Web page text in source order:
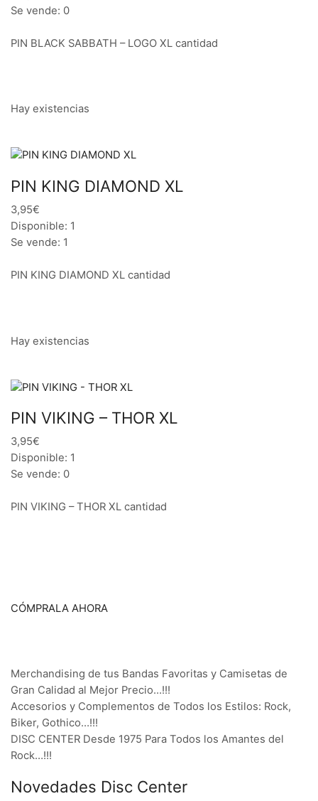
Se vende: 0
PIN BLACK SABBATH – LOGO XL cantidad
Hay existencias
PIN KING DIAMOND XL
3,95€
Disponible: 1
Se vende: 1
PIN KING DIAMOND XL cantidad
Hay existencias
PIN VIKING – THOR XL
3,95€
Disponible: 1
Se vende: 0
PIN VIKING – THOR XL cantidad
CÓMPRALA AHORA
Merchandising de tus Bandas Favoritas y Camisetas de
Gran Calidad al Mejor Precio…!!!
Accesorios y Complementos de Todos los Estilos: Rock,
Biker, Gothico…!!!
DISC CENTER Desde 1975 Para Todos los Amantes del
Rock…!!!
Novedades Disc Center